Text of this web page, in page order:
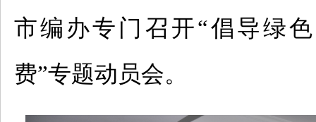
市编办专门召开“倡导绿
费”专题动员会。